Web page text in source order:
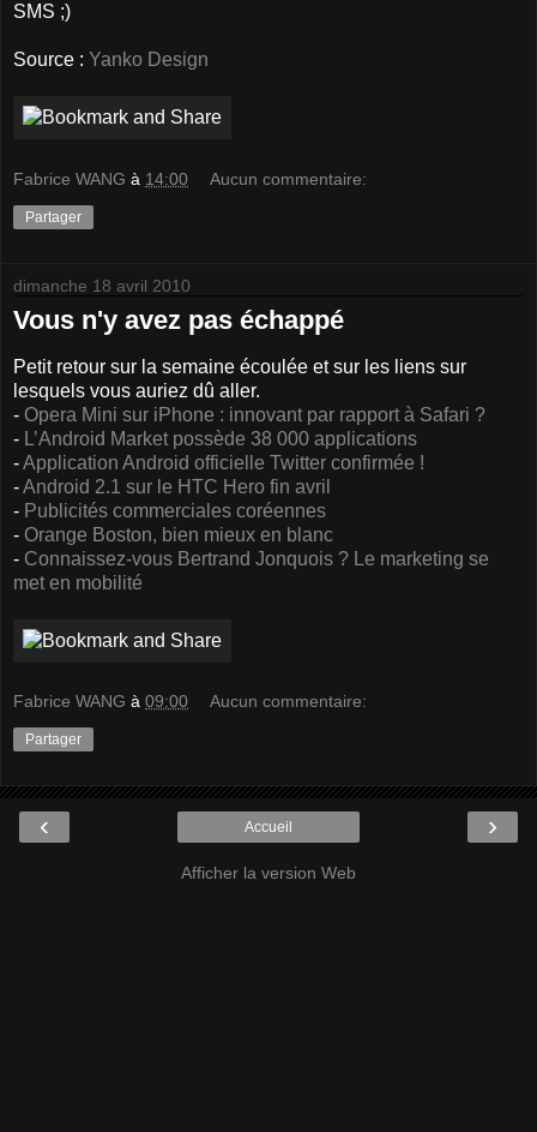
SMS ;)
Source : Yanko Design
Fabrice WANG à 14:00 Aucun commentaire:
Partager
dimanche 18 avril 2010
Vous n'y avez pas échappé
Petit retour sur la semaine écoulée et sur les liens sur
lesquels vous auriez dû aller.
- Opera Mini sur iPhone : innovant par rapport à Safari ?
- L’Android Market possède 38 000 applications
-Application Android officielle Twitter confirmée !
-Android 2.1 sur le HTC Hero fin avril
- Publicités commerciales coréennes
- Orange Boston, bien mieux en blanc
- Connaissez-vous Bertrand Jonquois ? Le marketing se
met en mobilité
Fabrice WANG à 09:00 Aucun commentaire:
Partager
‹ ›
Accueil
Afficher la version Web